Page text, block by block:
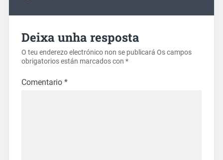
Deixa unha resposta
O teu enderezo electrónico non se publicará Os campos
obrigatorios están marcados con *
Comentario *